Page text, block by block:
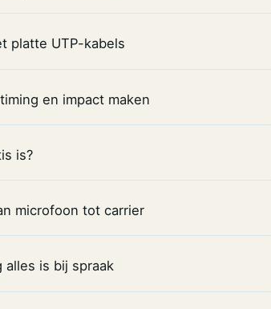
platte UTP-kabels
en impact maken
is?
microfoon tot carrier
alles is bij spraak